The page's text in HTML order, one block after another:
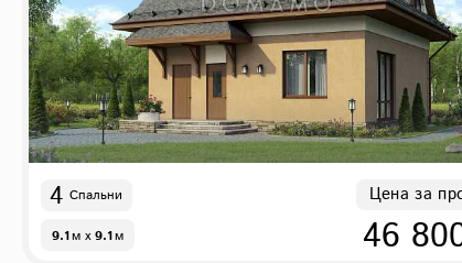
4 Спальни
9.1м x 9.1м
Цена за
46